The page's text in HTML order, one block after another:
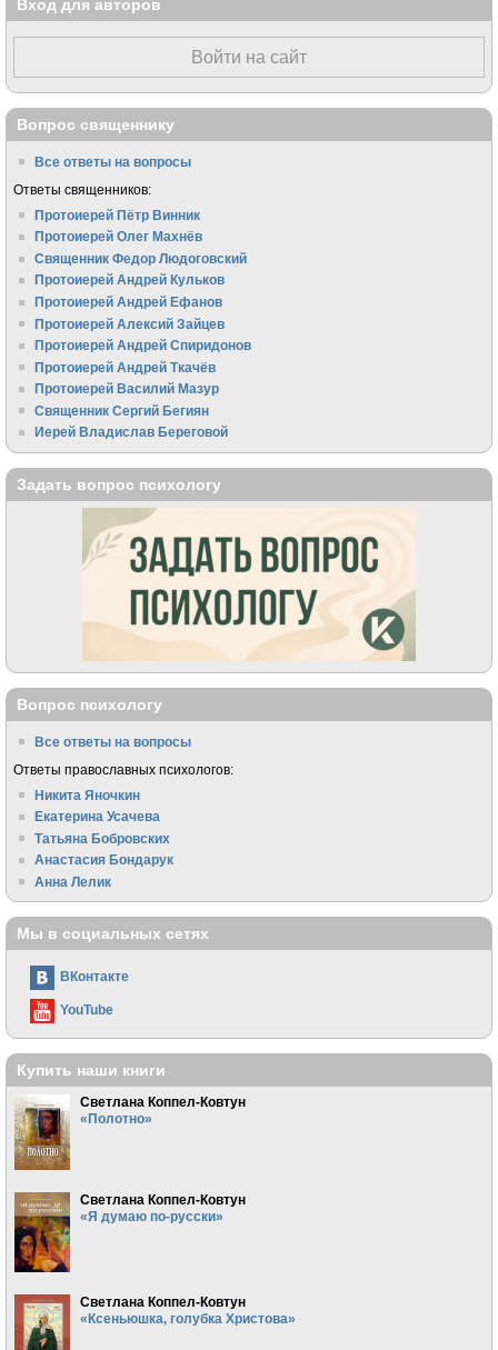
Вход для авторов
Войти на сайт
Вопрос священнику
Все ответы на вопросы
Ответы священников:
Протоиерей Пётр Винник
Протоиерей Олег Махнёв
Священник Федор Людоговский
Протоиерей Андрей Кульков
Протоиерей Андрей Ефанов
Протоиерей Алексий Зайцев
Протоиерей Андрей Спиридонов
Протоиерей Андрей Ткачёв
Протоиерей Василий Мазур
Священник Сергий Бегиян
Иерей Владислав Береговой
Задать вопрос психологу
Вопрос психологу
Все ответы на вопросы
Ответы православных психологов:
Никита Яночкин
Екатерина Усачева
Татьяна Бобровских
Анастасия Бондарук
Анна Лелик
Мы в социальных сетях
ВКонтакте
YouTube
Купить наши книги
Светлана Коппел-Ковтун
«Полотно»
Светлана Коппел-Ковтун
«Я думаю по-русски»
Светлана Коппел-Ковтун
«Ксеньюшка, голубка Христова»